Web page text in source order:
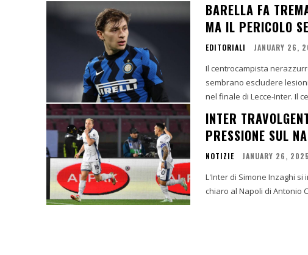
BARELLA FA
MA IL PERICOLO
EDITORIALI JANUARY 26,
Il centrocampista
sembrano escludere lesioni gravi. Momenti di grande apprensione
nel finale di Lecce-Inter. Il
INTER
PRESSIONE SUL
NOTIZIE JANUARY 26, 2025
L'Inter di Simone Inzaghi si